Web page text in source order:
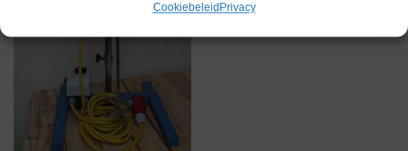
Cookiebeleid Privacy